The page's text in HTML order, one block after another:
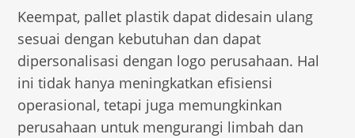
Keempat, pallet plastik dapat didesain ulang
sesuai dengan kebutuhan dan dapat
dipersonalisasi dengan logo perusahaan. Hal
ini tidak hanya meningkatkan efisiensi
operasional, tetapi juga memungkinkan
perusahaan untuk mengurangi limbah dan